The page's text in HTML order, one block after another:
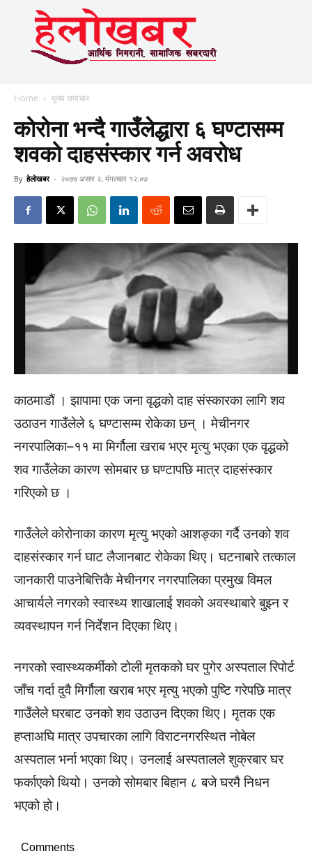
Home मुख्य समाचार
कोरोना भन्दै गाउँलेद्धारा ६ घण्टासम्म
शवको दाहसंस्कार गर्न अवरोध
By हेलाेखबर - २०७७ असार २, मंगलवार १२:०७
काठमाडौं । झापामा एक जना वृद्धको दाह संस्कारका लागि शव
उठाउन गाउँलेले ६ घण्टासम्म रोकेका छन् । मेचीनगर
नगरपालिका–११ मा मिर्गौला खराब भएर मृत्यु भएका एक वृद्धको
शव गाउँलेका कारण सोमबार छ घण्टापछि मात्र दाहसंस्कार
गरिएको छ ।
गाउँलेले कोरोनाका कारण मृत्यु भएको आशङ्का गर्दै उनको शव
दाहसंस्कार गर्न घाट लैजानबाट रोकेका थिए। घटनाबारे तत्काल
जानकारी पाउनेबित्तिकै मेचीनगर नगरपालिका प्रमुख विमल
आचार्यले नगरको स्वास्थ्य शाखालाई शवको अवस्थाबारे बुझ्न र
व्यवस्थापन गर्न निर्देशन दिएका थिए।
नगरको स्वास्थ्यकर्मीको टोली मृतकको घर पुगेर अस्पताल रिपोर्ट
जाँच गर्दा दुवै मिर्गौला खराब भएर मृत्यु भएको पुष्टि गरेपछि मात्र
गाउँलेले घरबाट उनको शव उठाउन दिएका थिए। मृतक एक
हप्ताअघि मात्र उपचारका लागि विराटनगरस्थित नोबेल
अस्पताल भर्ना भएका थिए। उनलाई अस्पतालले शुक्रबार घर
फर्काएको थियो। उनको सोमबार बिहान ८ बजे घरमै निधन
भएको हो।
Comments